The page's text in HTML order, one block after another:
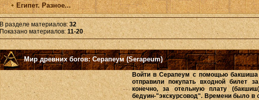
Египет. Разное...
В разделе материалов:32
Показано материалов:11-20
Мир древних богов: Серапеум (Serapeum)
Войти в Серапеум с помощью
отправили покупать входной билет
конечно, за отельную плату
бедуин-"экскурсовод". Времени было в